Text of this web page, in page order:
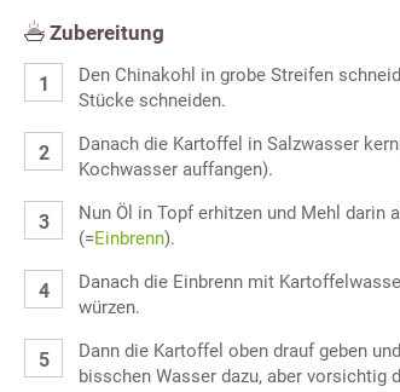
Zubereitung
Den Chinakohl in grobe Streifen
Stücke schneiden.
Danach die Kartoffel in Salzwasser
Kochwasser auffangen).
Nun Öl in Topf erhitzen und Mehl
(=Einbrenn).
Danach die Einbrenn mit
würzen.
Dann die Kartoffel oben drauf geben
bisschen Wasser dazu, aber vorsichtig